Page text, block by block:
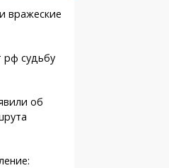
вражеские
рф судьбу
об